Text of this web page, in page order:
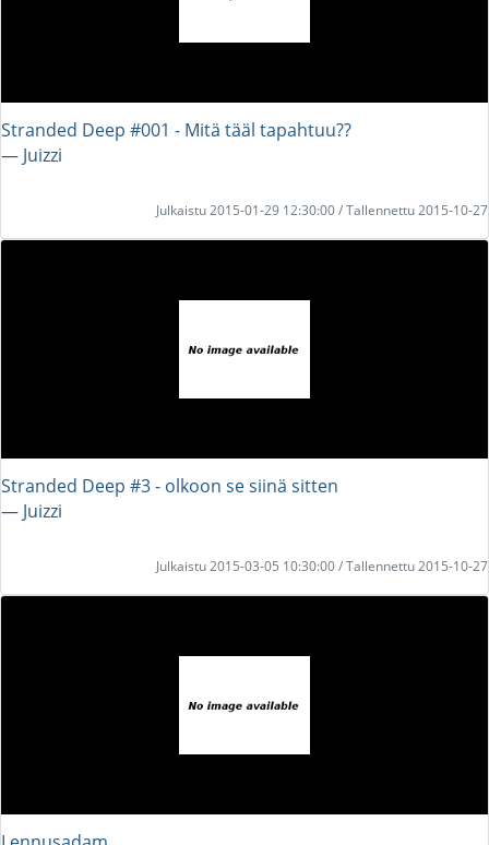
Stranded Deep #001 - Mitä tääl tapahtuu??
― Juizzi
Julkaistu 2015-01-29 12:30:00 / Tallennettu 2015-10-27
Stranded Deep #3 - olkoon se siinä sitten
― Juizzi
Julkaistu 2015-03-05 10:30:00 / Tallennettu 2015-10-27